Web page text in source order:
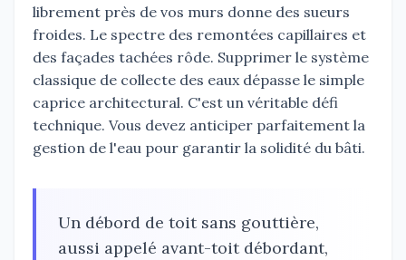
librement près de vos murs donne des sueurs
froides. Le spectre des remontées capillaires et
des façades tachées rôde. Supprimer le système
classique de collecte des eaux dépasse le simple
caprice architectural. C'est un véritable défi
technique. Vous devez anticiper parfaitement la
gestion de l'eau pour garantir la solidité du bâti.
Un débord de toit sans gouttière,
aussi appelé avant-toit débordant,